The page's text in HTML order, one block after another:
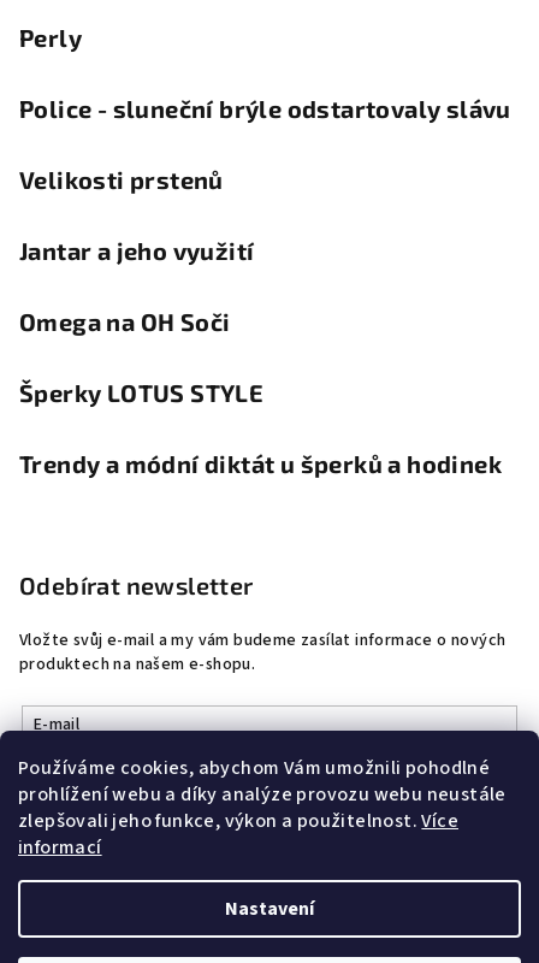
Používáme cookies, abychom Vám umožnili pohodlné
prohlížení webu a díky analýze provozu webu neustále
zlepšovali jeho funkce, výkon a použitelnost.Více
informací
Nastavení
Perly
Police - sluneční brýle odstartovaly slávu
Velikosti prstenů
Jantar a jeho využití
Omega na OH Soči
Šperky LOTUS STYLE
Trendy a módní diktát u šperků a hodinek
Odebírat newsletter
Vložte svůj e-mail a my vám budeme zasílat informace o nových
produktech na našem e-shopu.
E-mail
Vložením e-mailu souhlasíte spodmínkami ochrany osobních
údajů
Přihlásit se